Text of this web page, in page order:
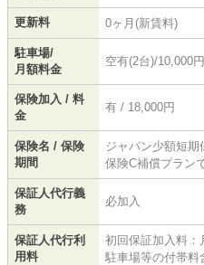
更新料 0ヶ月(新賃料)
駐車場/
月額料金
空有(2台)/10,000
保険加入 / 料
金
有 / 18,000円
保険名 / 保険
期間
ジャパン少額短期
保険C補償プラン
保証人代行義
務
必加入
保証人代行利
用料
初回保証加入料：
駐車場等の付帯料